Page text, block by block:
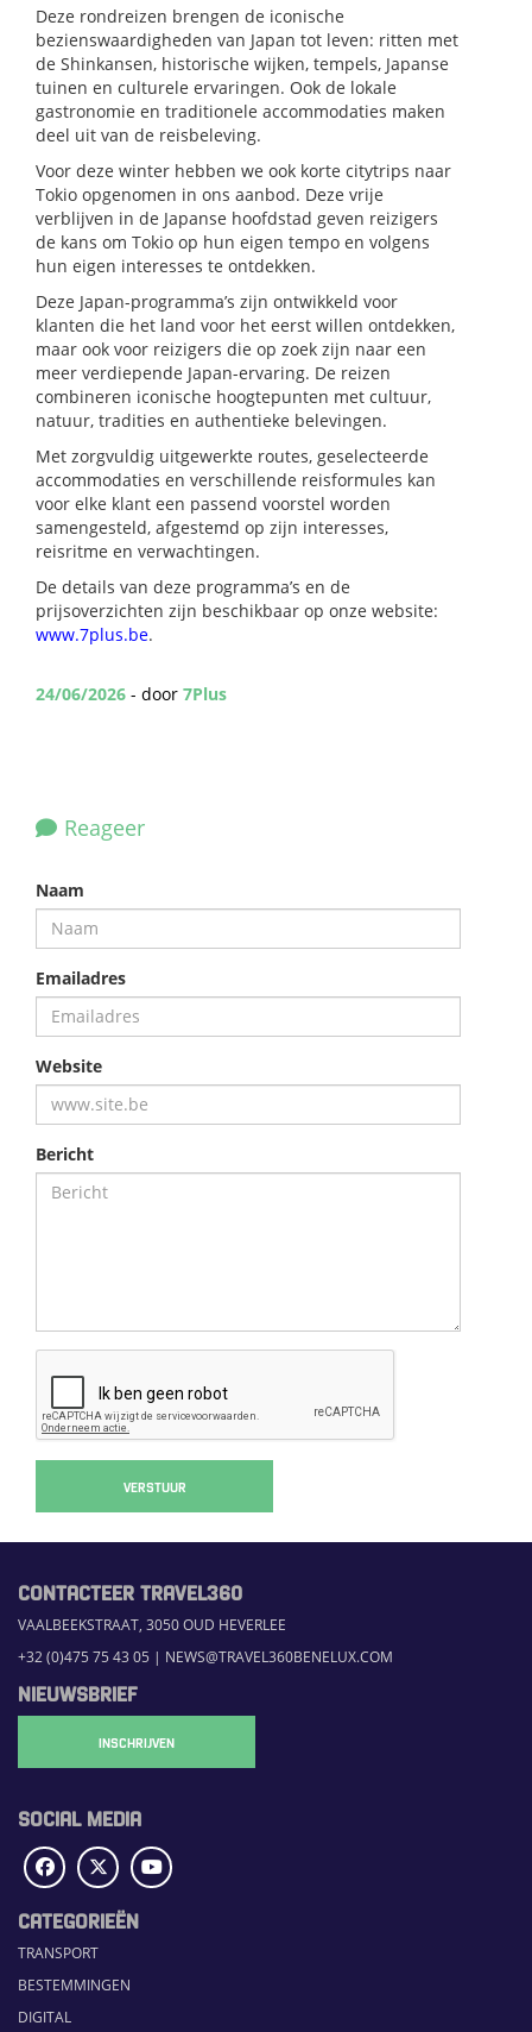
Deze rondreizen brengen de iconische
bezienswaardigheden van Japan tot leven: ritten met
de Shinkansen, historische wijken, tempels, Japanse
tuinen en culturele ervaringen. Ook de lokale
gastronomie en traditionele accommodaties maken
deel uit van de reisbeleving.
Voor deze winter hebben we ook korte citytrips naar
Tokio opgenomen in ons aanbod. Deze vrije
verblijven in de Japanse hoofdstad geven reizigers
de kans om Tokio op hun eigen tempo en volgens
hun eigen interesses te ontdekken.
Deze Japan-programma’s zijn ontwikkeld voor
klanten die het land voor het eerst willen ontdekken,
maar ook voor reizigers die op zoek zijn naar een
meer verdiepende Japan-ervaring. De reizen
combineren iconische hoogtepunten met cultuur,
natuur, tradities en authentieke belevingen.
Met zorgvuldig uitgewerkte routes, geselecteerde
accommodaties en verschillende reisformules kan
voor elke klant een passend voorstel worden
samengesteld, afgestemd op zijn interesses,
reisritme en verwachtingen.
De details van deze programma’s en de
prijsoverzichten zijn beschikbaar op onze website:
www.7plus.be.
24/06/2026 - door 7Plus
Reageer
Naam
Emailadres
Website
Bericht
VERSTUUR
CONTACTEER TRAVEL360
VAALBEEKSTRAAT, 3050 OUD HEVERLEE
+32 (0)475 75 43 05 | NEWS@TRAVEL360BENELUX.COM
NIEUWSBRIEF
INSCHRIJVEN
SOCIAL MEDIA
CATEGORIEËN
TRANSPORT
BESTEMMINGEN
DIGITAL